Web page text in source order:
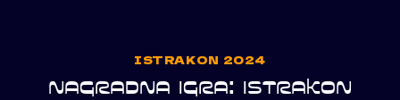
ISTRAKON 2024
NAGRADNA IGRA: ISTRAKON